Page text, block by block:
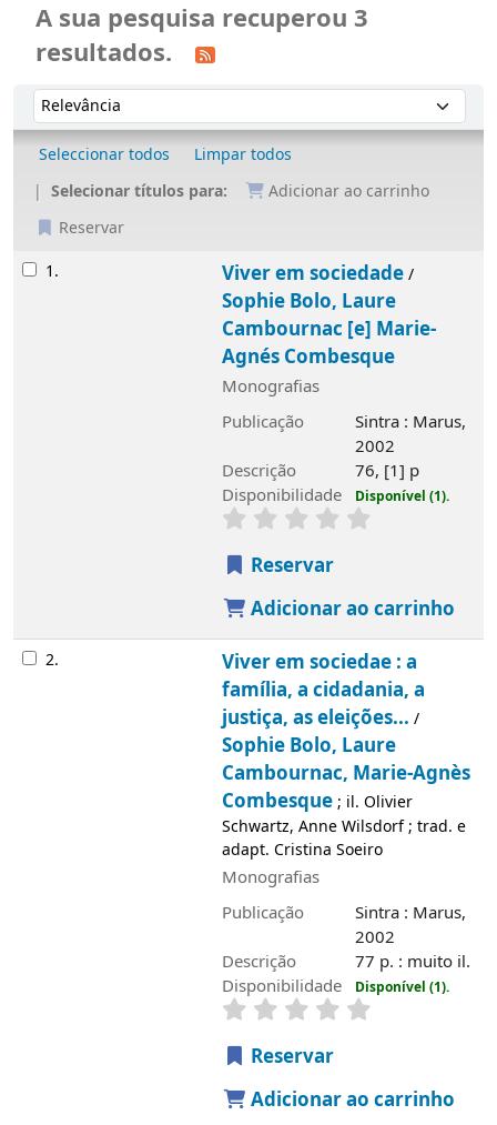
A sua pesquisa recuperou 3
resultados.
Ordenar
Ordenar por:
Seleccionar todos
Limpar todos
Selecionar títulos para:
Adicionar ao carrinho
Reservar
Resultados
1. Viver em sociedade/
Sophie Bolo, Laure
Cambournac [e] Marie-
Agnés Combesque
Monografias
Publicação
Sintra : Marus,
2002
Descrição
76, [1] p
Disponibilidade
Disponível (1).
Reservar
Adicionar ao carrinho
2.
Viver em sociedae : a
família, a cidadania, a
justiça, as eleições... /
Sophie Bolo, Laure
Cambournac, Marie-Agnès
Combesque; il. Olivier
Schwartz, Anne Wilsdorf ; trad. e
adapt. Cristina Soeiro
Monografias
Publicação
Sintra : Marus,
2002
Descrição
77 p. : muito il.
Disponibilidade
Disponível (1).
Reservar
Adicionar ao carrinho